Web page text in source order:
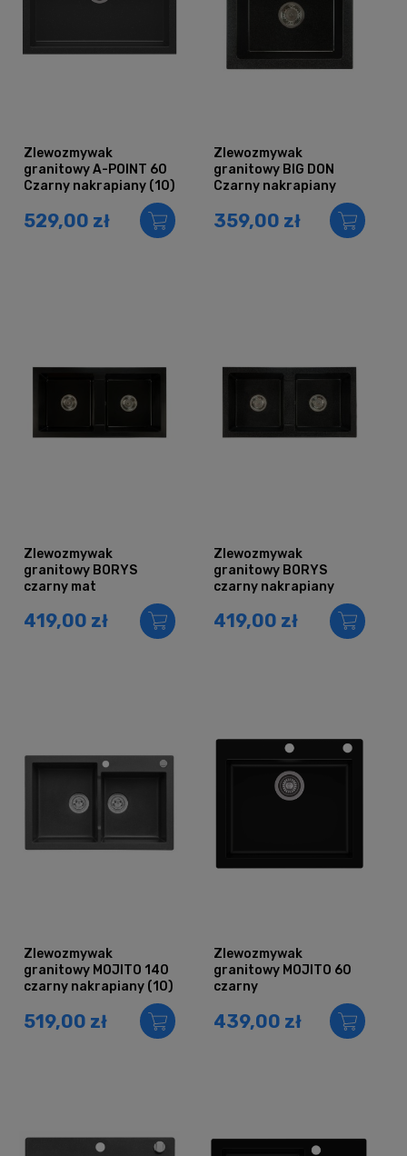
Zlewozmywak
granitowy A-POINT 60
Czarny nakrapiany (10)
529,00 zł
Zlewozmywak
granitowy BIG DON
Czarny nakrapiany
359,00 zł
Zlewozmywak
granitowy BORYS
czarny mat
419,00 zł
Zlewozmywak
granitowy BORYS
czarny nakrapiany
419,00 zł
Zlewozmywak
granitowy MOJITO 140
czarny nakrapiany (10)
519,00 zł
Zlewozmywak
granitowy MOJITO 60
czarny
439,00 zł